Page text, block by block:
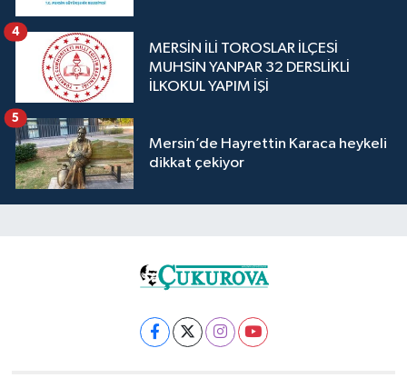
MERSİN İLİ TOROSLAR İLÇESİ
MUHSİN YANPAR 32 DERSLİKLİ
İLKOKUL YAPIM İŞİ
4
Mersin’de Hayrettin Karaca heykeli
dikkat çekiyor
5